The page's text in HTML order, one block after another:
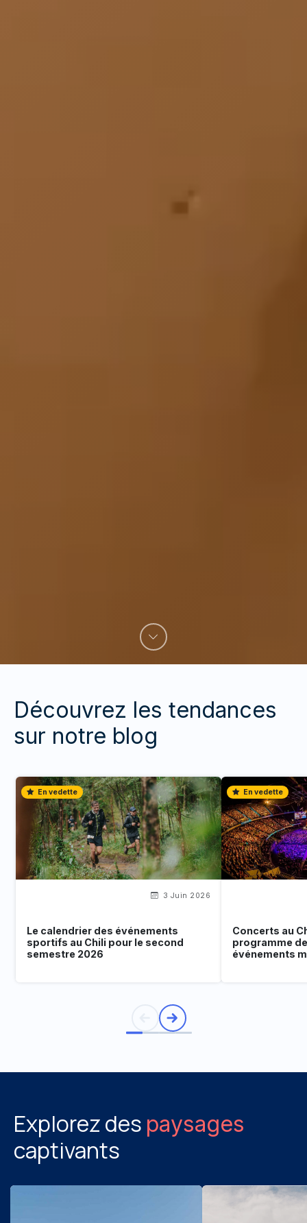
Découvrez les tendances
sur notre blog
En vedette
3 Juin 2026
Le calendrier des événements
sportifs au Chili pour le second
semestre 2026
En vedette
Concerts au
programme
événements
Explorez des paysages
captivants